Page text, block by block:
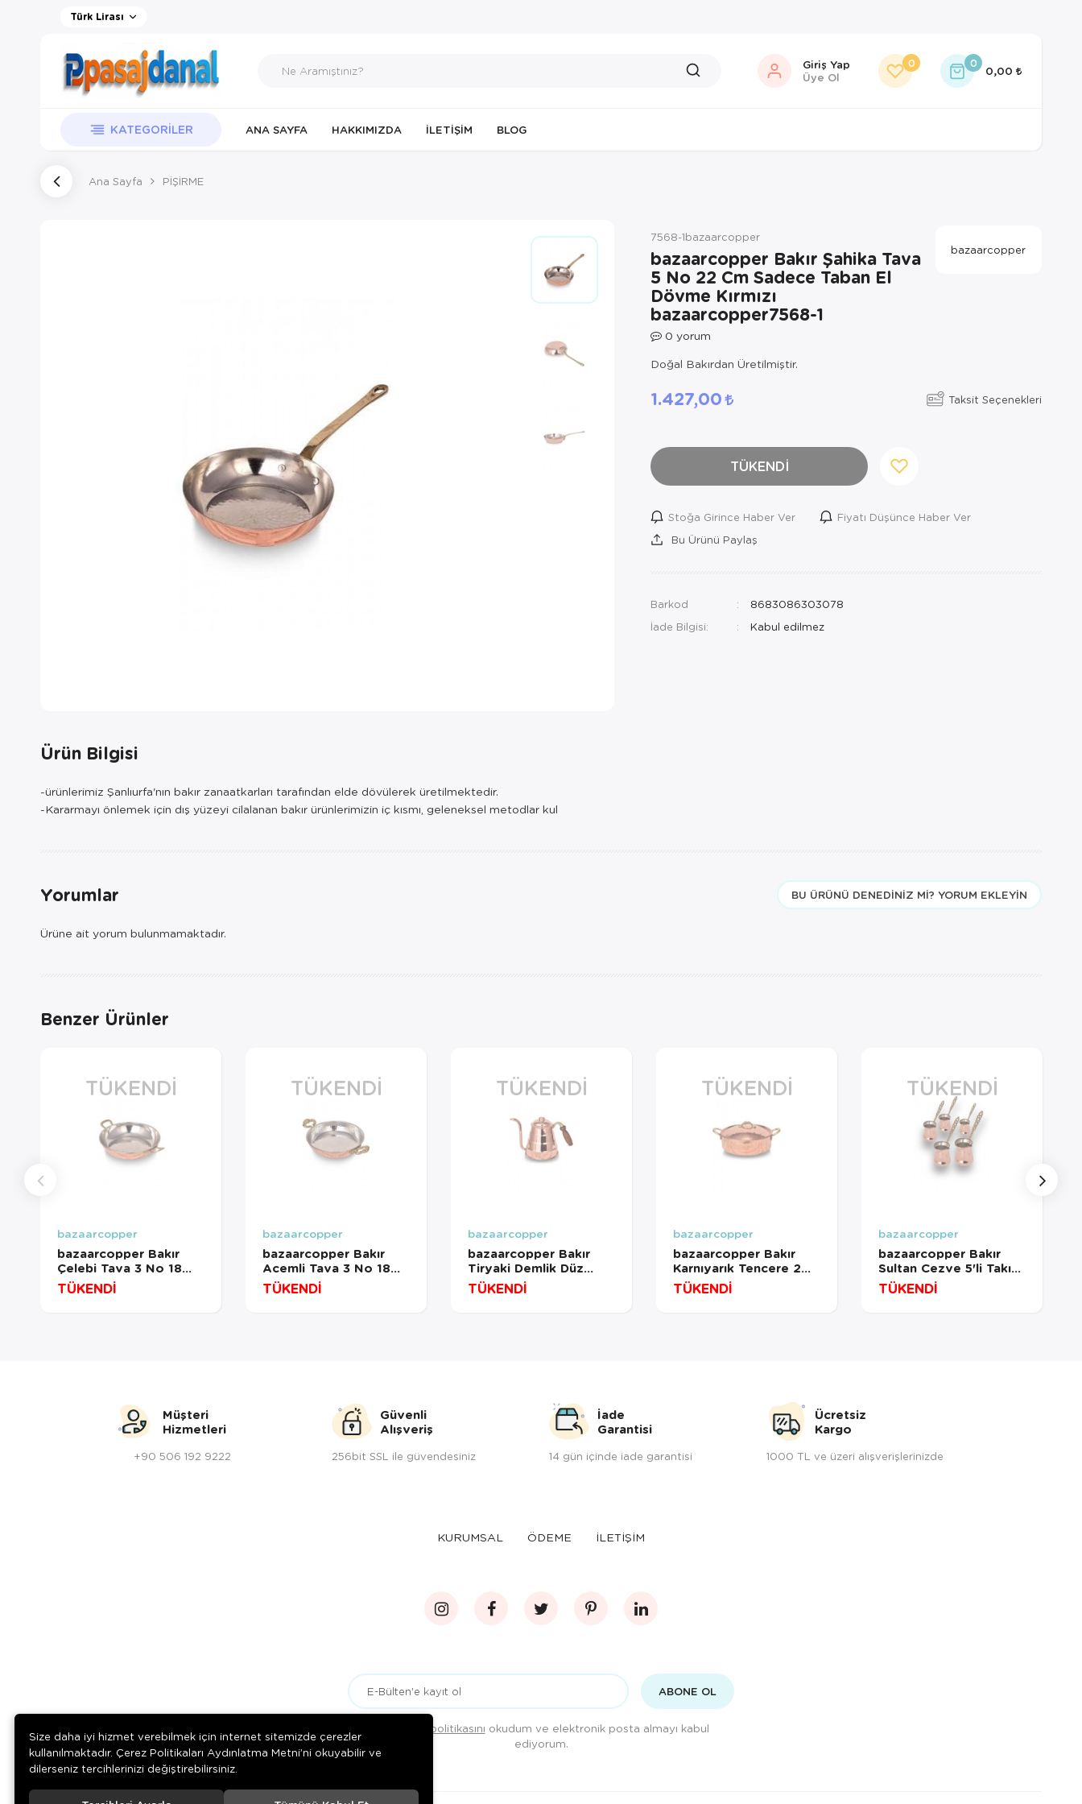
Türk Lirası
Giriş Yap
Üye Ol
0 0
0,00
KATEGORILER ANA SAYFA HAKKIMIZDA İLETIŞIM BLOG
Ana Sayfa PİŞİRME
7568-1bazaarcopper
bazaarcopper Bakır Şahika Tava
5 No 22 Cm Sadece Taban El
Dövme Kırmızı
bazaarcopper7568-1
0 yorum
bazaarcopper
Doğal Bakırdan Üretilmiştir.
1.427,00 Taksit Seçenekleri
TÜKENDİ
Stoğa Girince Haber Ver
Fiyatı Düşünce Haber Ver
Bu Ürünü Paylaş
Barkod
8683086303078
İade Bilgisi:
Ürün Bilgisi
-ürünlerimiz Şanlıurfa'nın bakır zanaatkarları tarafından elde dövülerek üretilmektedir.
-Kararmayı önlemek için dış yüzeyi cilalanan bakır ürünlerimizin iç kısmı, geleneksel metodlar kul
Yorumlar BU ÜRÜNÜ DENEDINIZ MI? YORUM EKLEYIN
Ürüne ait yorum bulunmamaktadır.
Benzer Ürünler
TÜKENDI
bazaarcopper
bazaarcopper Bakır
Çelebi Tava 3 No 18
Cm El Dövme Kırmızı
bazaarcopper7573-1
TÜKENDİ
TÜKENDI
bazaarcopper
bazaarcopper Bakır
Acemli Tava 3 No 18
Cm El Dövme Kırmızı
bazaarcopper7583-1
TÜKENDİ
TÜKENDI
bazaarcopper
bazaarcopper Bakır
Tiryaki Demlik Düz
Kırmızı
bazaarcopper1967-1
TÜKENDİ
TÜKENDI
bazaarcopper
bazaarcopper Bakır
Karnıyarık Tencere 2
No 18 Cm El Dövme
Kırmızı
TÜKENDİ
TÜKENDI
bazaarcopper
bazaarcopper Bakır
Sultan Cezve 5'li Takım
Kalın Pirinç Kulp Makine
Dövme Kırmızı
TÜKENDİ
Müşteri
Hizmetleri
+90 506 192 9222
Güvenli
Alışveriş
256bit SSL ile güvendesiniz
İade
Garantisi
14 gün içinde iade garantisi
Ücretsiz
Kargo
1000 TL ve üzeri alışverişlerinizde
KURUMSAL ÖDEME İLETİŞİM
ABONE OL
Gizlilik politikasını okudum ve elektronik posta almayı kabul
ediyorum.
Size daha iyi hizmet verebilmek için internet sitemizde çerezler
kullanılmaktadır. Çerez Politikaları Aydınlatma Metni’ni okuyabilir ve
dilerseniz tercihlerinizi değiştirebilirsiniz.